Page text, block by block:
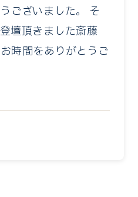
ございました。 そ
壇頂きました斎藤
時間をありがとうご